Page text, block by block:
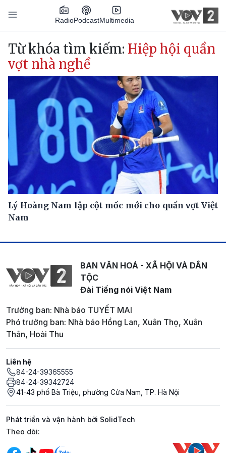
Nhảy đến nội dung
RadioPodcastMultimedia
Main navigation
Từ khóa tìm kiếm: Hiệp hội quần
vợt nhà nghề
Lý Hoàng Nam lập cột mốc mới cho quần vợt Việt
Nam
BAN VĂN HOÁ - XÃ HỘI VÀ DÂN
TỘC
Đài Tiếng nói Việt Nam
Trưởng ban: Nhà báo TUYẾT MAI
Phó trưởng ban: Nhà báo Hồng Lan, Xuân Thọ, Xuân
Thân, Hoài Thu
Liên hệ
84-24-39365555
84-24-39342724
41-43 phố Bà Triệu, phường Cửa Nam, TP. Hà Nội
Phát triển và vận hành bởi SolidTech
Mạng xã hội
Theo dõi: